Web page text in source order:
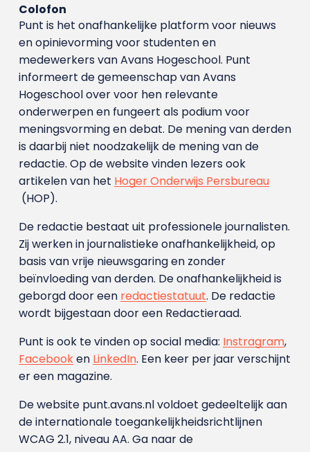
Colofon
Punt is het onafhankelijke platform voor nieuws
en opinievorming voor studenten en
medewerkers van Avans Hoge­school. Punt
informeert de gemeenschap van Avans
Hogeschool over voor hen relevante
onderwerpen en fungeert als podium voor
meningsvorming en debat. De mening van derden
is daarbij niet noodzakelijk de mening van de
redactie. Op de website vinden lezers ook
artikelen van het Hoger Onderwijs Persbureau
(HOP).
De redactie bestaat uit professionele journalisten.
Zij werken in journalistieke onafhankelijkheid, op
basis van vrije nieuwsgaring en zonder
beïnvloeding van derden. De onafhankelijkheid is
geborgd door een redactiestatuut. De redactie
wordt bijgestaan door een Redactieraad.
Punt is ook te vinden op social media: Instragram,
Facebooken LinkedIn. Een keer per jaar verschijnt
er een magazine.
De website punt.avans.nl voldoet gedeeltelijk aan
de internationale toegankelijkheidsrichtlijnen
WCAG 2.1, niveau AA. Ga naar de